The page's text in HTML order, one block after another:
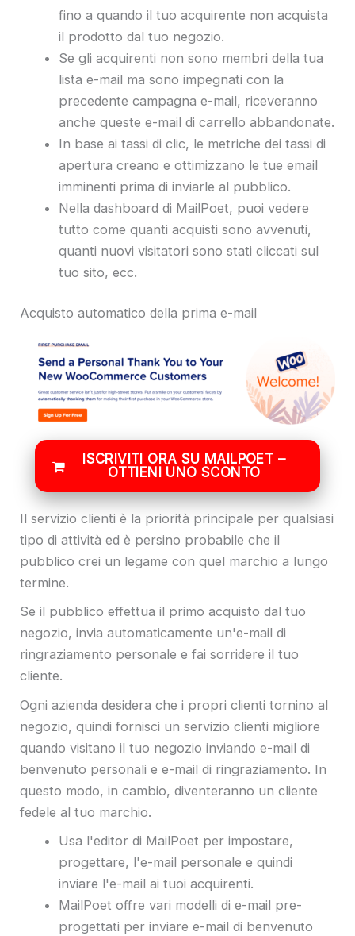
fino a quando il tuo acquirente non acquista
il prodotto dal tuo negozio.
Se gli acquirenti non sono membri della tua
lista e-mail ma sono impegnati con la
precedente campagna e-mail, riceveranno
anche queste e-mail di carrello abbandonate.
In base ai tassi di clic, le metriche dei tassi di
apertura creano e ottimizzano le tue email
imminenti prima di inviarle al pubblico.
Nella dashboard di MailPoet, puoi vedere
tutto come quanti acquisti sono avvenuti,
quanti nuovi visitatori sono stati cliccati sul
tuo sito, ecc.
Acquisto automatico della prima e-mail
ISCRIVITI ORA SU MAILPOET –
OTTIENI UNO SCONTO
Il servizio clienti è la priorità principale per qualsiasi
tipo di attività ed è persino probabile che il
pubblico crei un legame con quel marchio a lungo
termine.
Se il pubblico effettua il primo acquisto dal tuo
negozio, invia automaticamente un'e-mail di
ringraziamento personale e fai sorridere il tuo
cliente.
Ogni azienda desidera che i propri clienti tornino al
negozio, quindi fornisci un servizio clienti migliore
quando visitano il tuo negozio inviando e-mail di
benvenuto personali e e-mail di ringraziamento. In
questo modo, in cambio, diventeranno un cliente
fedele al tuo marchio.
Usa l'editor di MailPoet per impostare,
progettare, l'e-mail personale e quindi
inviare l'e-mail ai tuoi acquirenti.
MailPoet offre vari modelli di e-mail pre-
progettati per inviare e-mail di benvenuto